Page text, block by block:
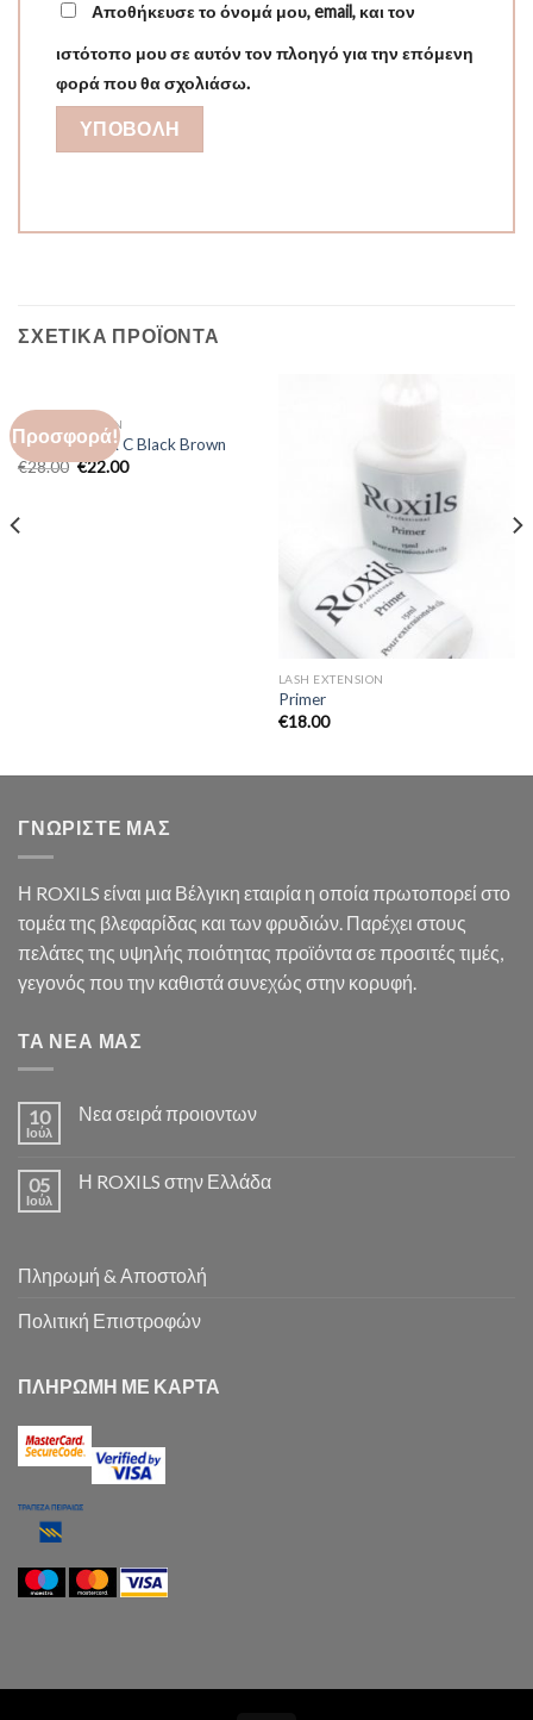
Αποθήκευσε το όνομά μου, email, και τον
ιστότοπο μου σε αυτόν τον πλοηγό για την επόμενη
φορά που θα σχολιάσω.
ΣΧΕΤΙΚΆ ΠΡΟΪΌΝΤΑ
Προσφορά!
LASH EXTENSION
Collection Silk C Black Brown
€28.00 €22.00
LASH EXTENSION
Primer
€18.00
ΓΝΩΡΙΣΤΕ ΜΑΣ
Η ROXILS είναι μια Βέλγικη εταιρία η οποία πρωτοπορεί στο
τομέα της βλεφαρίδας και των φρυδιών. Παρέχει στους
πελάτες της υψηλής ποιότητας προϊόντα σε προσιτές τιμές,
γεγονός που την καθιστά συνεχώς στην κορυφή.
ΤΑ ΝΕΑ ΜΑΣ
10
Ιούλ
Νεα σειρά προιοντων
05
Ιούλ
Η ROXILS στην Ελλάδα
Πληρωμή & Αποστολή
Πολιτική Επιστροφών
ΠΛΗΡΩΜΗ ΜΕ ΚΑΡΤΑ